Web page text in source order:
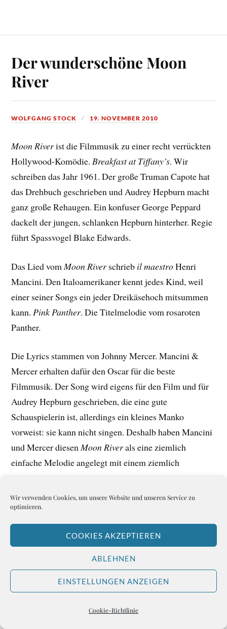
Wir verwenden Cookies, um unsere Website und unseren Service zu
optimieren.
COOKIES AKZEPTIEREN
ABLEHNEN
EINSTELLUNGEN ANZEIGEN
Cookie-Richtlinie
Der wunderschöne Moon
River
WOLFGANG STOCK 19. NOVEMBER 2010
Moon Riverist die Filmmusik zu einer recht verrückten
Hollywood-Komödie.Breakfast at Tiffany’s. Wir
schreiben das Jahr 1961. Der große Truman Capote hat
das Drehbuch geschrieben und Audrey Hepburn macht
ganz große Rehaugen. Ein konfuser George Peppard
dackelt der jungen, schlanken Hepburn hinterher. Regie
führt Spassvogel Blake Edwards.
Das Lied vom Moon Riverschrieb il maestroHenri
Mancini. Den Italoamerikaner kennt jedes Kind, weil
einer seiner Songs ein jeder Dreikäsehoch mitsummen
kann. Pink Panther. Die Titelmelodie vom rosaroten
Panther.
Die Lyrics stammen von Johnny Mercer. Mancini &
Mercer erhalten dafür den Oscar für die beste
Filmmusik. Der Song wird eigens für den Film und für
Audrey Hepburn geschrieben, die eine gute
Schauspielerin ist, allerdings ein kleines Manko
vorweist: sie kann nicht singen. Deshalb haben Mancini
und Mercer diesenMoon Riverals eine ziemlich
einfache Melodie angelegt mit einem ziemlich
In der Tat braucht es für diesen Song nicht viel. Eine
schöne Stimme, eine Gitarre vielleicht – und eine
Menge Einfühlungsvermögen. Die junge Sängerin Katie